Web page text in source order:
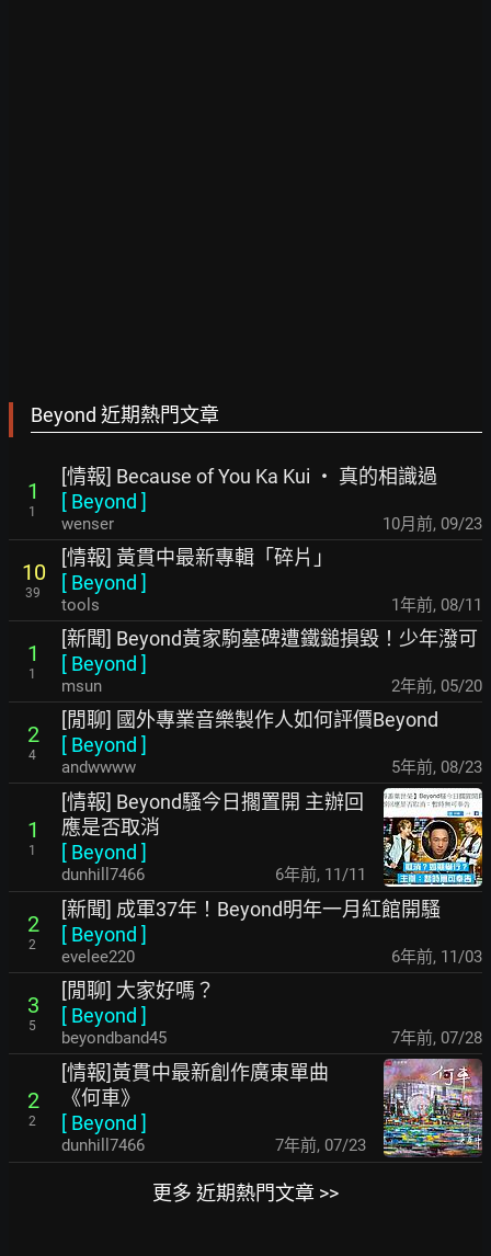
Beyond 近期熱門文章
1
1
[情報] Because of You Ka Kui ‧ 真的相識過
[ Beyond ]
wenser 10月前, 09/23
10
39
[情報] 黃貫中最新專輯「碎片」
[ Beyond ]
tools 1年前, 08/11
1
1
[新聞] Beyond黃家駒墓碑遭鐵鎚損毀！少年潑可
[ Beyond ]
msun 2年前, 05/20
2
4
[閒聊] 國外專業音樂製作人如何評價Beyond
[ Beyond ]
andwwww 5年前, 08/23
1
1
[情報] Beyond騷今日擱置開 主辦回
應是否取消
[ Beyond ]
dunhill7466 6年前, 11/11
2
2
[新聞] 成軍37年！Beyond明年一月紅館開騷
[ Beyond ]
evelee220 6年前, 11/03
3
5
[閒聊] 大家好嗎？
[ Beyond ]
beyondband45 7年前, 07/28
2
2
[情報]黃貫中最新創作廣東單曲
《何車》
[ Beyond ]
dunhill7466 7年前, 07/23
更多 近期熱門文章 >>